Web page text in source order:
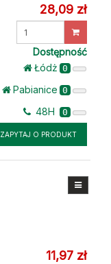
28,09 zł
Dostępność
Łódż 0
Pabianice 0
48H 0
ZAPYTAJ O PRODUKT
11,97 zł